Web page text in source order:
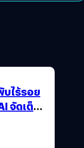
บไร้รอย
จัดเต็ม